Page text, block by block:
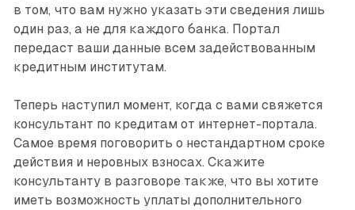
в том, что вам нужно указать эти сведения лишь
один раз, а не для каждого банка. Портал
передаст ваши данные всем задействованным
кредитным институтам.
Теперь наступил момент, когда с вами свяжется
консультант по кредитам от интернет-портала.
Самое время поговорить о нестандартном сроке
действия и неровных взносах. Скажите
консультанту в разговоре также, что вы хотите
иметь возможность уплаты дополнительного